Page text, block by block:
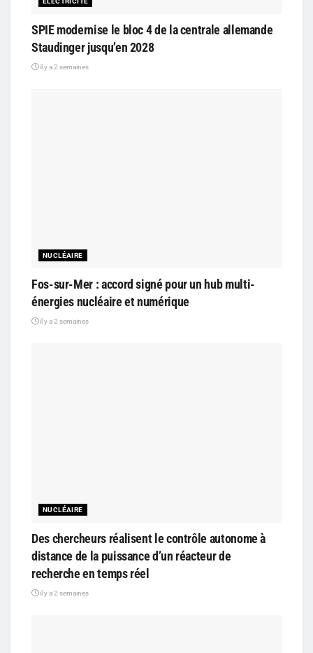
SPIE modernise le bloc 4 de la centrale allemande
Staudinger jusqu’en 2028
il y a 2 semaines
NUCLÉAIRE
Fos-sur-Mer : accord signé pour un hub multi-
énergies nucléaire et numérique
il y a 2 semaines
NUCLÉAIRE
Des chercheurs réalisent le contrôle autonome à
distance de la puissance d’un réacteur de
recherche en temps réel
il y a 2 semaines